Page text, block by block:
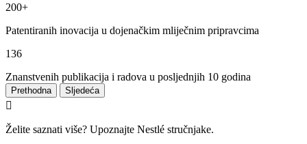
200+
Patentiranih inovacija u dojenačkim mliječnim pripravcima
136
Znanstvenih publikacija i radova u posljednjih 10 godina
Prethodna Sljedeća

Želite saznati više? Upoznajte Nestlé stručnjake.